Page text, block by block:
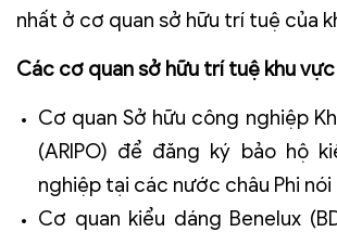
nhất ở cơ quan sở hữu trí tuệ của
Các cơ quan sở hữu trí tuệ khu
Cơ quan Sở hữu công nghiệp
(ARIPO) để đăng ký bảo hộ
nghiệp tại các nước châu Phi
Cơ quan kiểu dáng Benelux